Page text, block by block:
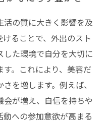
の質に大きく影響を及
ることで、外出のスト
した環境で自分を大切に
。これにより、美容だ
を増します。例えば、
が増え、自信を持ちや
への参加意欲が高まる